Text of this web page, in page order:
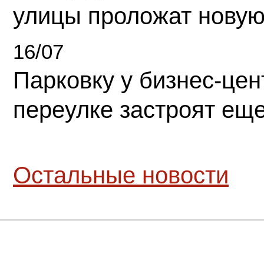
улицы проложат
16/07
Парковку у бизнес-
переулке застроят
Остальные новости